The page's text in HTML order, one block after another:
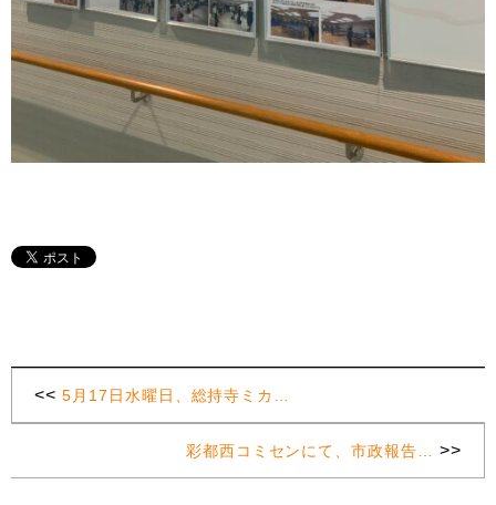
<< 5月17日水曜日、総持寺ミカ…
彩都西コミセンにて、市政報告… >>